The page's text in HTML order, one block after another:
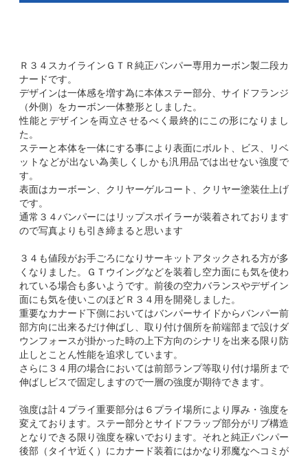
Ｒ３４スカイラインＧＴＲ純正バンパー専用カーボン製二段カ
ナードです。
デザインは一体感を増す為に本体ステー部分、サイドフランジ
（外側）をカーボン一体整形としました。
性能とデザインを両立させるべく最終的にこの形になりまし
た。
ステーと本体を一体にする事により表面にボルト、ビス、リベ
ットなどが出ない為美しくしかも汎用品では出せない強度で
す。
表面はカーボーン、クリヤーゲルコート、クリヤー塗装仕上げ
です。
通常３４バンパーにはリップスポイラーが装着されております
ので写真よりも引き締まると思います
３４も値段がお手ごろになりサーキットアタックされる方が多
くなりました。ＧＴウイングなどを装着し空力面にも気を使わ
れている場合も多いようです。前後の空力バランスやデザイン
面にも気を使いこのほどＲ３４用を開発しました。
重要なカナード下側においてはバンパーサイドからバンパー前
部方向に出来るだけ伸ばし、取り付け個所を前端部まで設けダ
ウンフォースが掛かった時の上下方向のシナリを出来る限り防
止しとことん性能を追求しています。
さらに３４用の場合においては前部ランプ等取り付け場所まで
伸ばしビスで固定しますので一層の強度が期待できます。
強度は計４プライ重要部分は６プライ場所により厚み・強度を
変えております。ステー部分とサイドフラッブ部分がリブ構造
となりできる限り強度を稼いでおります。それと純正バンパー
後部（タイヤ近く）にカナード装着にはかなり邪魔なヘコミが